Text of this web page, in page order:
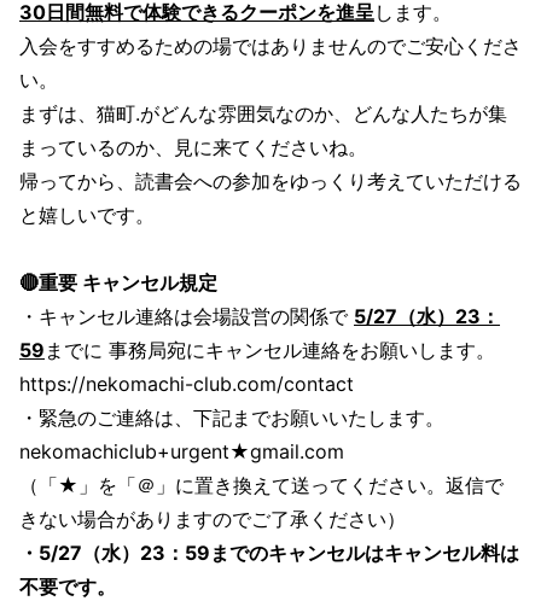
30日間無料で体験できるクーポンを進呈します。
入会をすすめるための場ではありませんのでご安心くださ
い。
まずは、猫町.がどんな雰囲気なのか、どんな人たちが集
まっているのか、見に来てくださいね。
帰ってから、読書会への参加をゆっくり考えていただける
と嬉しいです。
🔴重要 キャンセル規定
・キャンセル連絡は会場設営の関係で 5/27（水）23：
59 までに 事務局宛にキャンセル連絡をお願いします。
https://nekomachi-club.com/contact
・緊急のご連絡は、下記までお願いいたします。
nekomachiclub+urgent★gmail.com
（「★」を「＠」に置き換えて送ってください。返信で
きない場合がありますのでご了承ください）
・5/27（水）23：59までのキャンセルはキャンセル料は
不要です。